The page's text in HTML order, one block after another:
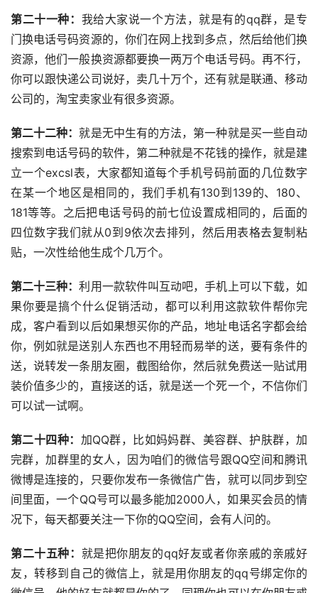
第二十一种： 我给大家说一个方法，就是有的qq群，是专
门换电话号码资源的，你们在网上找到多点，然后给他们换
资源，他们一般换资源都要换一两万个电话号码。再不行，
你可以跟快递公司说好，卖几十万个，还有就是联通、移动
公司的，淘宝卖家业有很多资源。
第二十二种：就是无中生有的方法，第一种就是买一些自动
搜索到电话号码的软件，第二种就是不花钱的操作，就是建
立一个excsl表，大家都知道每个手机号码前面的几位数字
在某一个地区是相同的，我们手机有130到139的、180、
181等等。之后把电话号码的前七位设置成相同的，后面的
四位数字我们就从0到9依次去排列，然后用表格去复制粘
贴，一次性给他生成个几万个。
第二十三种：利用一款软件叫互动吧，手机上可以下载，如
果你要是搞个什么促销活动，都可以利用这款软件帮你完
成，客户看到以后如果想买你的产品，地址电话名字都会给
你，例如就是送别人东西也不用轻而易举的送，要有条件的
送，说转发一条朋友圈，截图给你，然后就免费送一贴试用
装价值多少的，直接送的话，就是送一个死一个，不信你们
可以试一试啊。
第二十四种： 加QQ群，比如妈妈群、美容群、护肤群，加
完群，加群里的女人，因为咱们的微信号跟QQ空间和腾讯
微博是连接的，只要你发布一条微信广告，就可以同步到空
间里面，一个QQ号可以最多能加2000人，如果买会员的情
况下，每天都要关注一下你的QQ空间，会有人问的。
第二十五种： 就是把你朋友的qq好友或者你亲戚的亲戚好
友，转移到自己的微信上，就是用你朋友的qq号绑定你的